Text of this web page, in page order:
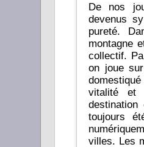
De nos
devenus
pureté.
montagne
collectif. Par
on joue
vitalité et
destination des
toujours
villes. Les